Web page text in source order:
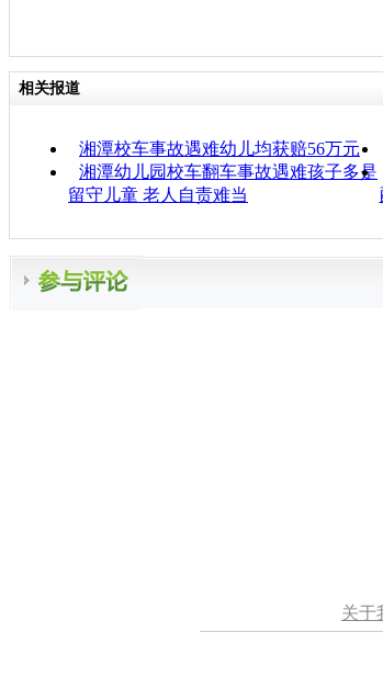
相关报道
湘潭校车事故遇难幼儿均获赔56万元
湘潭幼儿园校车翻车事故遇难孩子多是
留守儿童 老人自责难当
关于